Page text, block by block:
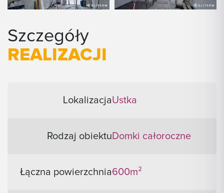
Szczegóły
REALIZACJI
LokalizacjaUstka
Rodzaj obiektu Domki całoroczne
Łączna powierzchnia600m²